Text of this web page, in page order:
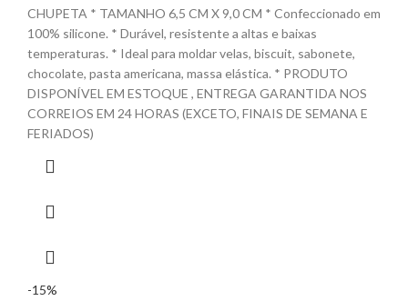
CHUPETA * TAMANHO 6,5 CM X 9,0 CM * Confeccionado em
100% silicone. * Durável, resistente a altas e baixas
temperaturas. * Ideal para moldar velas, biscuit, sabonete,
chocolate, pasta americana, massa elástica. * PRODUTO
DISPONÍVEL EM ESTOQUE , ENTREGA GARANTIDA NOS
CORREIOS EM 24 HORAS (EXCETO, FINAIS DE SEMANA E
FERIADOS)
-15%